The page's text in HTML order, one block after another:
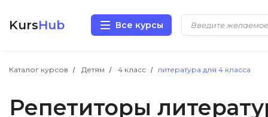
KursHub Все курсы
Каталог курсов Детям 4 класс литература для 4 класса
Репетиторы
Разработка
Маркетинг